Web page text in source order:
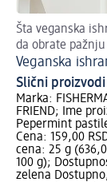
Šta veganska
da obrate pažnju
Veganska
Slični proizvodi
Marka:
FRIEND; Ime
Pepermint
Cena: 159,00
cena: 25 g
100 g);
zelena